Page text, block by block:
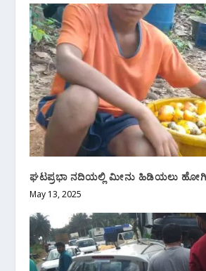
ಘಟಪ್ರಭಾ ನದಿಯಲ್ಲಿ ಮೀನು ಹಿಡಿಯಲು
May 13, 2025